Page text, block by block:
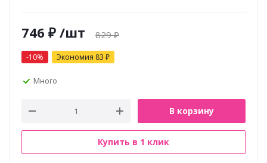
746 ₽ /шт 829₽
-10% Экономия 83 ₽
Много
В корзину
Купить в 1 клик